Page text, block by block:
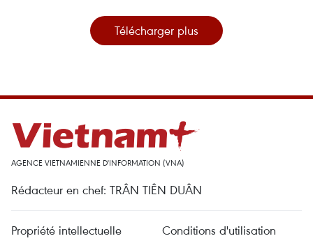
Télécharger plus
AGENCE VIETNAMIENNE D'INFORMATION (VNA)
Rédacteur en chef: TRÂN TIÊN DUÂN
Propriété intellectuelle Conditions d'utilisation